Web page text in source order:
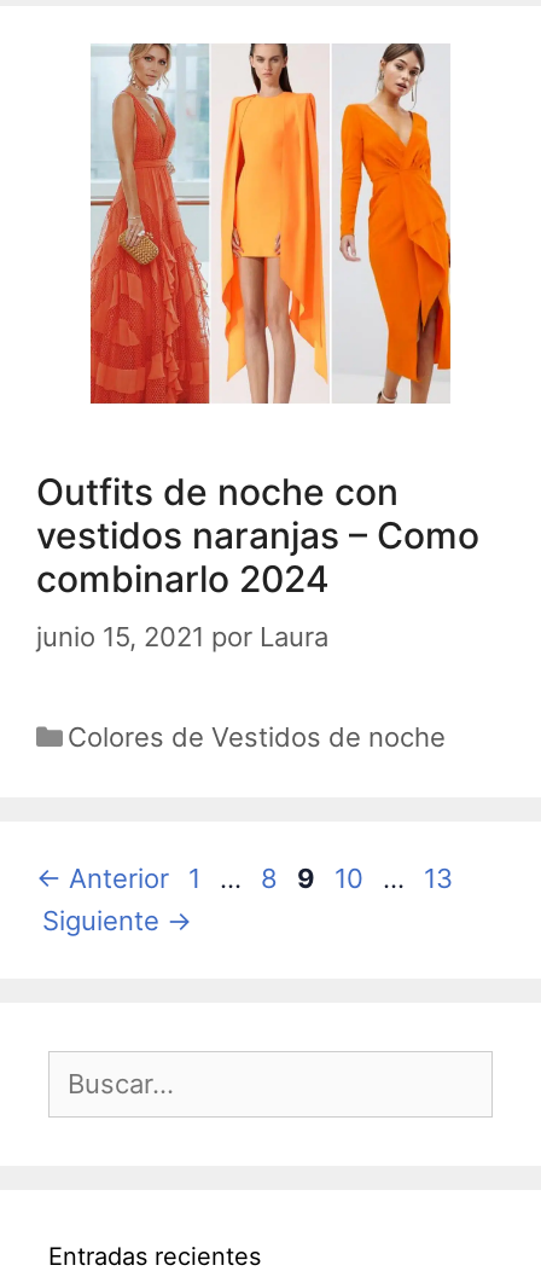
Outfits de noche con
vestidos naranjas – Como
combinarlo 2024
junio 15, 2021 por Laura
Categorías
Colores de Vestidos de noche
← Anterior Página
1 … Página
8 Página
9 Página
10 … Página
13
Siguiente →
Entradas recientes